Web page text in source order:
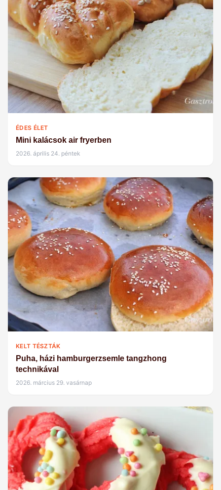
ÉDES ÉLET
Mini kalácsok air fryerben
2026. április 24. péntek
KELT TÉSZTÁK
Puha, házi hamburgerzsemle tangzhong
technikával
2026. március 29. vasárnap